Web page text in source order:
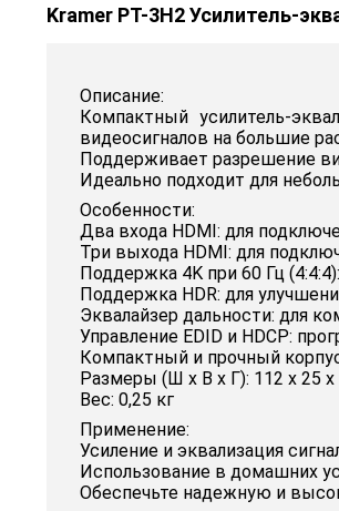
Kramer PT-3H2 Усилитель-
Описание:
Компактный усилитель-
видеосигналов на большие
Поддерживает разрешение
Идеально подходит для
Особенности:
Два входа HDMI: для
Три выхода HDMI: для
Поддержка 4K при 60 Гц
Поддержка HDR: для
Эквалайзер дальности: для
Управление EDID и HDCP:
Компактный и прочный
Размеры (Ш х В х Г): 112 х 25
Вес: 0,25 кг
Применение:
Усиление и эквализация
Использование в домашних
Обеспечьте надежную и